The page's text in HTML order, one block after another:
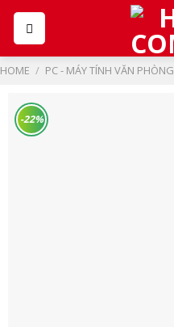
Skip
content
HOME / PC - MÁY TÍNH VĂN PHÒNG
-22%